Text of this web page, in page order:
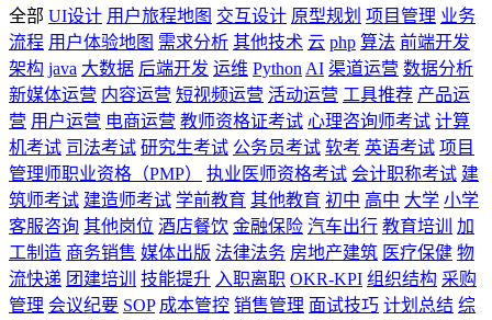
全部 UI设计 用户旅程地图 交互设计 原型规划 项目管理 业务
流程 用户体验地图 需求分析 其他技术 云 php 算法 前端开发
架构 java 大数据 后端开发 运维 Python AI 渠道运营 数据分析
新媒体运营 内容运营 短视频运营 活动运营 工具推荐 产品运
营 用户运营 电商运营 教师资格证考试 心理咨询师考试 计算
机考试 司法考试 研究生考试 公务员考试 软考 英语考试 项目
管理师职业资格（PMP）
执业医师资格考试 会计职称考试 建
筑师考试 建造师考试 学前教育 其他教育 初中 高中 大学 小学
客服咨询 其他岗位 酒店餐饮 金融保险 汽车出行 教育培训
加
工制造 商务销售 媒体出版 法律法务 房地产建筑 医疗保健 物
流快递 团建培训 技能提升 入职离职 OKR-KPI 组织结构 采购
管理 会议纪要 SOP 成本管控 销售管理 面试技巧 计划总结 综